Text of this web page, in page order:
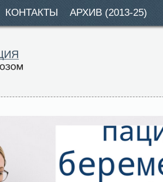
КОНТАКТЫ АРХИВ (2013-25)